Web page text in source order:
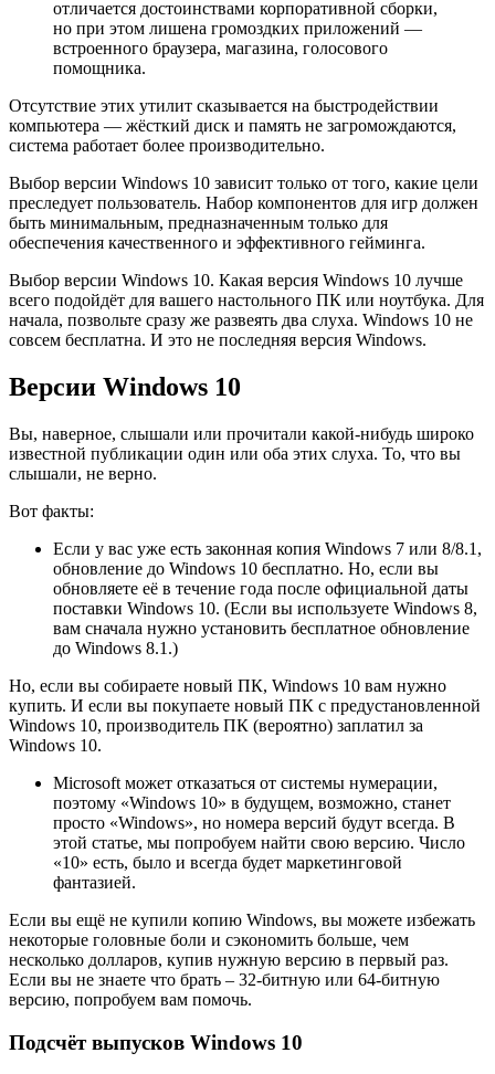
отличается достоинствами корпоративной сборки,
но при этом лишена громоздких приложений —
встроенного браузера, магазина, голосового
помощника.
Отсутствие этих утилит сказывается на быстродействии
компьютера — жёсткий диск и память не загромождаются,
система работает более производительно.
Выбор версии Windows 10 зависит только от того, какие цели
преследует пользователь. Набор компонентов для игр должен
быть минимальным, предназначенным только для
обеспечения качественного и эффективного гейминга.
Выбор версии Windows 10. Какая версия Windows 10 лучше
всего подойдёт для вашего настольного ПК или ноутбука. Для
начала, позвольте сразу же развеять два слуха. Windows 10 не
совсем бесплатна. И это не последняя версия Windows.
Версии Windows 10
Вы, наверное, слышали или прочитали какой-нибудь широко
известной публикации один или оба этих слуха. То, что вы
слышали, не верно.
Вот факты:
Если у вас уже есть законная копия Windows 7 или 8/8.1,
обновление до Windows 10 бесплатно. Но, если вы
обновляете её в течение года после официальной даты
поставки Windows 10. (Если вы используете Windows 8,
вам сначала нужно установить бесплатное обновление
до Windows 8.1.)
Но, если вы собираете новый ПК, Windows 10 вам нужно
купить. И если вы покупаете новый ПК с предустановленной
Windows 10, производитель ПК (вероятно) заплатил за
Windows 10.
Microsoft может отказаться от системы нумерации,
поэтому «Windows 10» в будущем, возможно, станет
просто «Windows», но номера версий будут всегда. В
этой статье, мы попробуем найти свою версию. Число
«10» есть, было и всегда будет маркетинговой
фантазией.
Если вы ещё не купили копию Windows, вы можете избежать
некоторые головные боли и сэкономить больше, чем
несколько долларов, купив нужную версию в первый раз.
Если вы не знаете что брать – 32-битную или 64-битную
версию, попробуем вам помочь.
Подсчёт выпусков Windows 10